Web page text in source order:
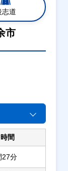
志道
市
間
27分